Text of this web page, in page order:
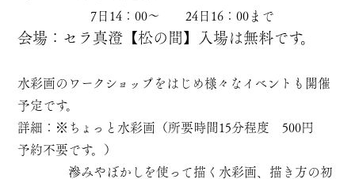
7日14：00～ 24日16：00まで
会場：セラ真澄【松の間】入場は無料です。
水彩画のワークショップをはじめ様々なイベントも開催
予定です。
詳細：※ちょっと水彩画（所要時間15分程度 500円
予約不要です。）
滲みやぼかしを使って描く水彩画、描き方の初